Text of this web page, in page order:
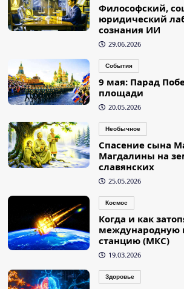
Философский,
юридический
сознания ИИ
29.06.2026
События
9 мая: Парад
площади
20.05.2026
Необычное
Спасение сына
Магдалины на
славянских
25.05.2026
Космос
Когда и как
международную
станцию (МКС)
19.03.2026
Здоровье